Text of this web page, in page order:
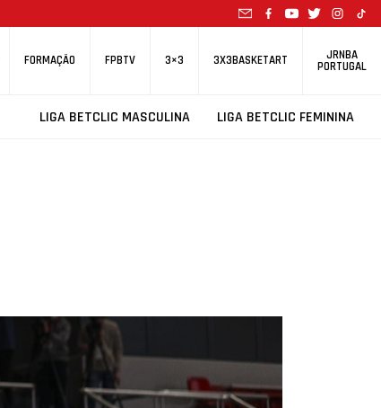
FORMAÇÃO FPBTV 3×3 3X3BASKETART JRNBA
PORTUGAL
LIGA BETCLIC MASCULINA LIGA BETCLIC FEMININA